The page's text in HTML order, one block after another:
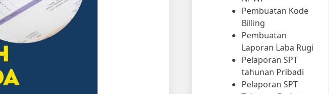
Pembuatan Kode
Billing
Pembuatan
Laporan Laba Rugi
Pelaporan SPT
tahunan Pribadi
Pelaporan SPT